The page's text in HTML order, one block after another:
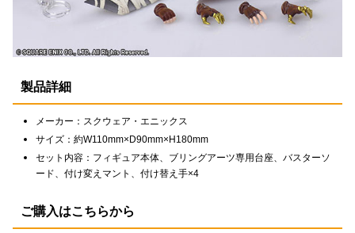
製品詳細
メーカー：スクウェア・エニックス
サイズ：約W110mm×D90mm×H180mm
セット内容：フィギュア本体、ブリングアーツ専用台座、バスターソ
ード、付け変えマント、付け替え手×4
ご購入はこちらから